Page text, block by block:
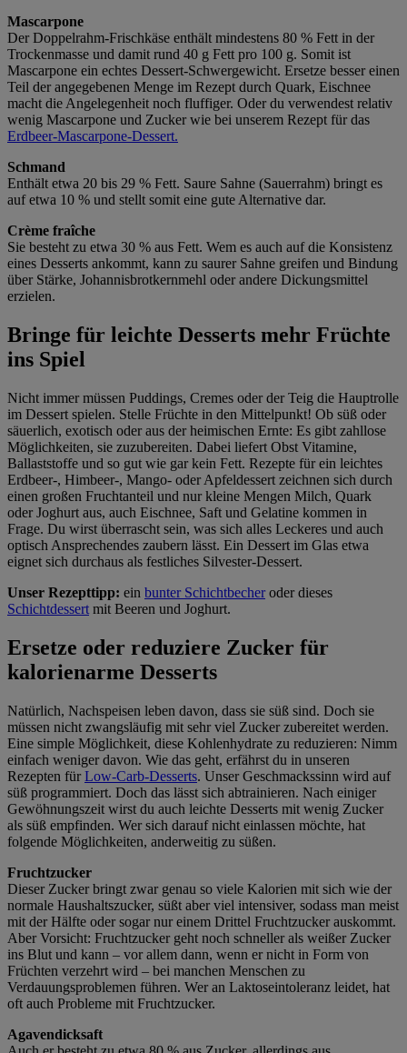
Mascarpone
Der Doppelrahm-Frischkäse enthält mindestens 80 % Fett in der
Trockenmasse und damit rund 40 g Fett pro 100 g. Somit ist
Mascarpone ein echtes Dessert-Schwergewicht. Ersetze besser einen
Teil der angegebenen Menge im Rezept durch Quark, Eischnee
macht die Angelegenheit noch fluffiger. Oder du verwendest relativ
wenig Mascarpone und Zucker wie bei unserem Rezept für das
Erdbeer-Mascarpone-Dessert.
Schmand
Enthält etwa 20 bis 29 % Fett. Saure Sahne (Sauerrahm) bringt es
auf etwa 10 % und stellt somit eine gute Alternative dar.
Crème fraîche
Sie besteht zu etwa 30 % aus Fett. Wem es auch auf die Konsistenz
eines Desserts ankommt, kann zu saurer Sahne greifen und Bindung
über Stärke, Johannisbrotkernmehl oder andere Dickungsmittel
erzielen.
Bringe für leichte Desserts mehr Früchte
ins Spiel
Nicht immer müssen Puddings, Cremes oder der Teig die Hauptrolle
im Dessert spielen. Stelle Früchte in den Mittelpunkt! Ob süß oder
säuerlich, exotisch oder aus der heimischen Ernte: Es gibt zahllose
Möglichkeiten, sie zuzubereiten. Dabei liefert Obst Vitamine,
Ballaststoffe und so gut wie gar kein Fett. Rezepte für ein leichtes
Erdbeer-, Himbeer-, Mango- oder Apfeldessert zeichnen sich durch
einen großen Fruchtanteil und nur kleine Mengen Milch, Quark
oder Joghurt aus, auch Eischnee, Saft und Gelatine kommen in
Frage. Du wirst überrascht sein, was sich alles Leckeres und auch
optisch Ansprechendes zaubern lässt. Ein Dessert im Glas etwa
eignet sich durchaus als festliches Silvester-Dessert.
Unser Rezepttipp: ein bunter Schichtbecher oder dieses
Schichtdessert mit Beeren und Joghurt.
Ersetze oder reduziere Zucker für
kalorienarme Desserts
Natürlich, Nachspeisen leben davon, dass sie süß sind. Doch sie
müssen nicht zwangsläufig mit sehr viel Zucker zubereitet werden.
Eine simple Möglichkeit, diese Kohlenhydrate zu reduzieren: Nimm
einfach weniger davon. Wie das geht, erfährst du in unseren
Rezepten für Low-Carb-Desserts. Unser Geschmackssinn wird auf
süß programmiert. Doch das lässt sich abtrainieren. Nach einiger
Gewöhnungszeit wirst du auch leichte Desserts mit wenig Zucker
als süß empfinden. Wer sich darauf nicht einlassen möchte, hat
folgende Möglichkeiten, anderweitig zu süßen.
Fruchtzucker
Dieser Zucker bringt zwar genau so viele Kalorien mit sich wie der
normale Haushaltszucker, süßt aber viel intensiver, sodass man meist
mit der Hälfte oder sogar nur einem Drittel Fruchtzucker auskommt.
Aber Vorsicht: Fruchtzucker geht noch schneller als weißer Zucker
ins Blut und kann – vor allem dann, wenn er nicht in Form von
Früchten verzehrt wird – bei manchen Menschen zu
Verdauungsproblemen führen. Wer an Laktoseintoleranz leidet, hat
oft auch Probleme mit Fruchtzucker.
Agavendicksaft